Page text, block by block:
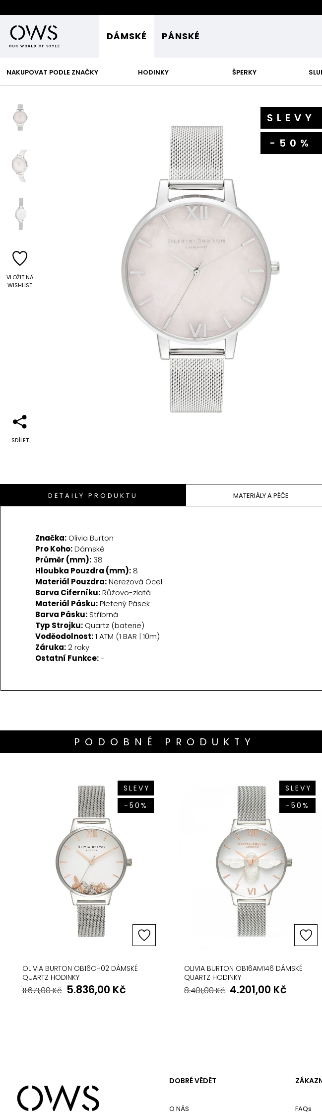
DÁMSKÉ
NAKUPOVAT PODLE ZNAČKY HODINKY ŠPERKY
PÁNSKÉ
VLOŽIT NA
WISHLIST
SDÍLET
SLEVY
-50%
DETAILY PRODUKTU MATERIÁLY A PÉČE
Značka: Olivia Burton
Pro Koho:Dámské
Průměr (mm): 38
Hloubka Pouzdra (mm): 8
Materiál Pouzdra:Nerezová Ocel
Barva Ciferníku:Růžovo-zlatá
Materiál Pásku:Pletený Pásek
Barva Pásku:Stříbrná
Typ Strojku: Quartz (baterie)
Voděodolnost:1 ATM (1 BAR | 10m)
Záruka:2 roky
Ostatní Funkce:-
PODOBNÉ PRODUKTY
SLEVY
-50%
OLIVIA BURTON OB16CH02 DÁMSKÉ
QUARTZ HODINKY
11.671,00Kč 5.836,00 Kč
SLEVY
-50%
OLIVIA BURTON OB16AM146 DÁMSKÉ
QUARTZ HODINKY
8.401,00Kč 4.201,00 Kč
DOBRÉ VĚDĚT
O NÁS FAQs